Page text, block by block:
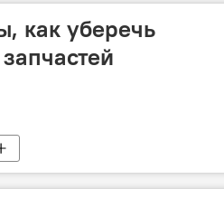
как уберечь